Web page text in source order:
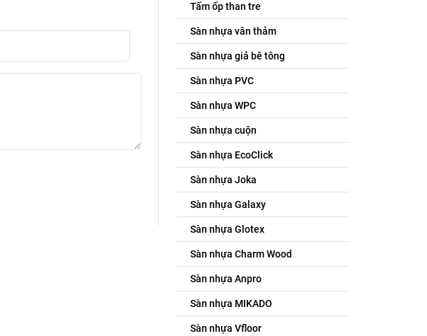
Tấm ốp than tre
Sàn nhựa vân thảm
Sàn nhựa giả bê tông
Sàn nhựa PVC
Sàn nhựa WPC
Sàn nhựa cuộn
Sàn nhựa EcoClick
Sàn nhựa Joka
Sàn nhựa Galaxy
Sàn nhựa Glotex
Sàn nhựa Charm Wood
Sàn nhựa Anpro
Sàn nhựa MIKADO
Sàn nhựa Vfloor